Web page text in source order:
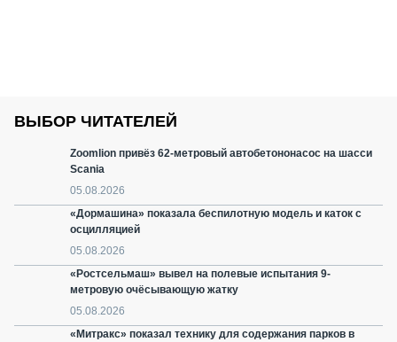
ВЫБОР ЧИТАТЕЛЕЙ
Zoomlion привёз 62-метровый автобетононасос на шасси
Scania
05.08.2026
«Дормашина» показала беспилотную модель и каток с
осцилляцией
05.08.2026
«Ростсельмаш» вывел на полевые испытания 9-
метровую очёсывающую жатку
05.08.2026
«Митракс» показал технику для содержания парков в